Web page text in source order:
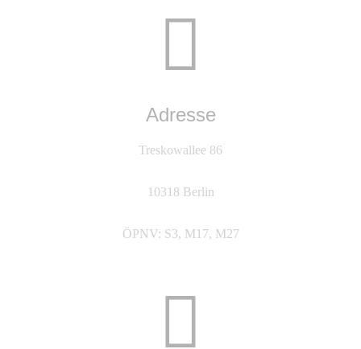
Adresse
Treskowallee 86
10318 Berlin
ÖPNV: S3, M17, M27